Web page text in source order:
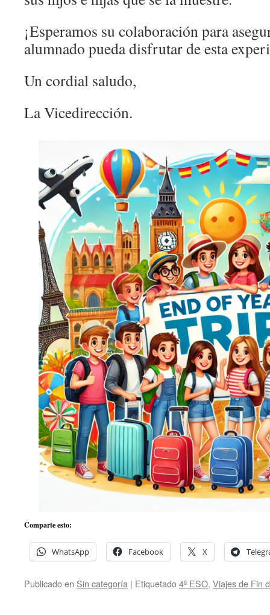
¡Esperamos su colaboración para
alumnado pueda disfrutar de esta
Un cordial saludo,
La Vicedirección.
Comparte esto:
WhatsApp Facebook X
Publicado en Sin categoría | Etiquetado4º ESO, Viajes de Fin